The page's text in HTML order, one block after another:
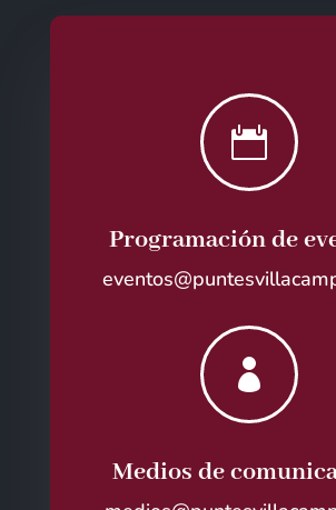

Programación de

Medios de